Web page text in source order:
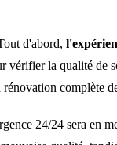
d'abord,
vérifier la qualité de
complète
24/24 sera en